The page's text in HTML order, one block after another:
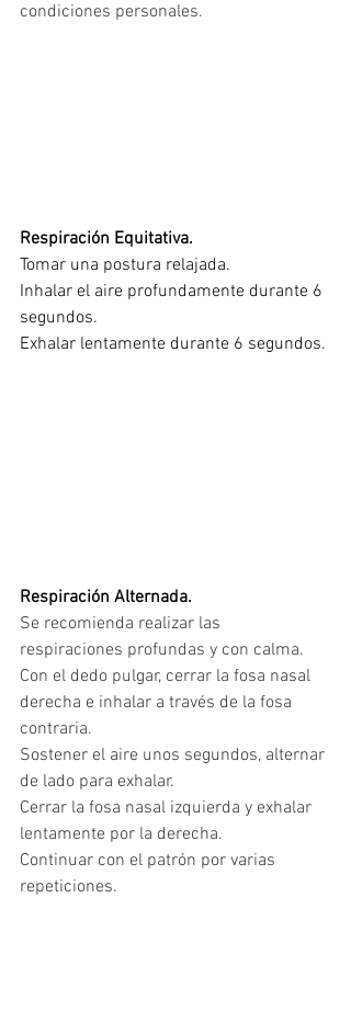
condiciones personales.
Respiración Equitativa.
Tomar una postura relajada.
Inhalar el aire profundamente durante 6
segundos.
Exhalar lentamente durante 6 segundos.
Respiración Alternada.
Se recomienda realizar las
respiraciones profundas y con calma.
Con el dedo pulgar, cerrar la fosa nasal
derecha e inhalar a través de la fosa
contraria.
Sostener el aire unos segundos, alternar
de lado para exhalar.
Cerrar la fosa nasal izquierda y exhalar
lentamente por la derecha.
Continuar con el patrón por varias
repeticiones.